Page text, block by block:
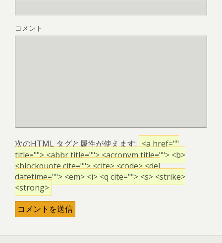
コメント
次のHTML タグと属性が使えます: <a href=""
title=""> <abbr title=""> <acronym title=""> <b>
<blockquote cite=""> <cite> <code> <del
datetime=""> <em> <i> <q cite=""> <s> <strike>
<strong>